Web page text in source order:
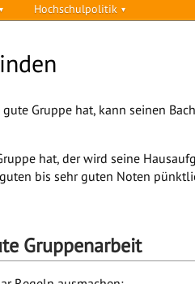
Hochschulpolitik
Gruppe hat, kann seinen
hat, der wird seine
bis sehr guten Noten
Gruppenarbeit